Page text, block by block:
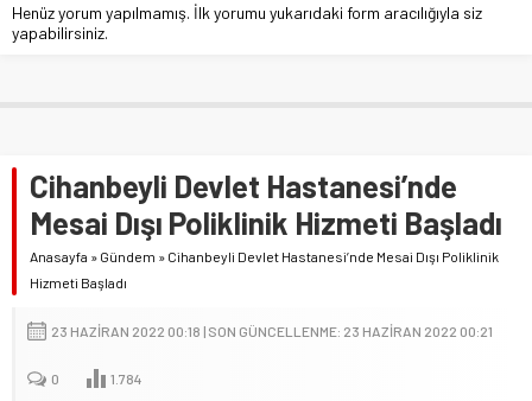
Henüz yorum yapılmamış. İlk yorumu yukarıdaki form aracılığıyla siz
yapabilirsiniz.
Cihanbeyli Devlet Hastanesi’nde
Mesai Dışı Poliklinik Hizmeti Başladı
Anasayfa » Gündem » Cihanbeyli Devlet Hastanesi’nde Mesai Dışı Poliklinik
Hizmeti Başladı
23 HAZIRAN 2022 00:18 | SON GÜNCELLENME: 23 HAZIRAN 2022 00:21
0 1.784